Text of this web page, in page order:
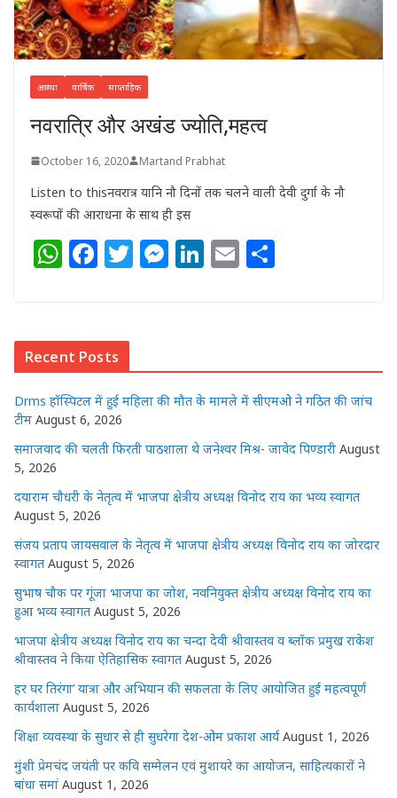
आस्था वार्षिक साप्ताहिक
नवरात्रि और अखंड ज्योति,महत्व
October 16, 2020 Martand Prabhat
Listen to thisनवरात्र यानि नौ दिनों तक चलने वाली देवी दुर्गा के नौ
स्वरूपों की आराधना के साथ ही इस
W
s
A
p
p
F
e
b
o
o
k
T
r
M
n
g
r
Li
dI
n
E
Recent Posts
Drms हॉस्पिटल में हुई महिला की मौत के मामले में सीएमओ ने गठित की जांच
टीम August 6, 2026
समाजवाद की चलती फिरती पाठशाला थे जनेश्वर मिश्र- जावेद पिण्डारी August
5, 2026
दयाराम चौधरी के नेतृत्व में भाजपा क्षेत्रीय अध्यक्ष विनोद राय का भव्य स्वागत
August 5, 2026
संजय प्रताप जायसवाल के नेतृत्व में भाजपा क्षेत्रीय अध्यक्ष विनोद राय का जोरदार
स्वागत August 5, 2026
सुभाष चौक पर गूंजा भाजपा का जोश, नवनियुक्त क्षेत्रीय अध्यक्ष विनोद राय का
हुआ भव्य स्वागत August 5, 2026
भाजपा क्षेत्रीय अध्यक्ष विनोद राय का चन्दा देवी श्रीवास्तव व ब्लॉक प्रमुख राकेश
श्रीवास्तव ने किया ऐतिहासिक स्वागत August 5, 2026
हर घर तिरंगा’ यात्रा और अभियान की सफलता के लिए आयोजित हुई महत्वपूर्ण
कार्यशाला August 5, 2026
शिक्षा व्यवस्था के सुधार से ही सुधरेगा देश-ओम प्रकाश आर्य August 1, 2026
मुंशी प्रेमचंद जयंती पर कवि सम्मेलन एवं मुशायरे का आयोजन, साहित्यकारों ने
बांधा समां August 1, 2026